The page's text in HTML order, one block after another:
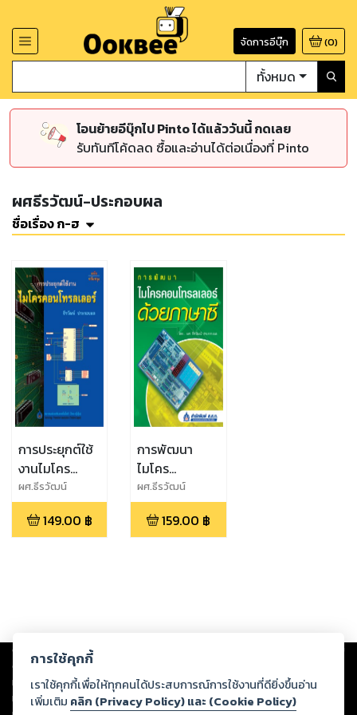
จัดการอีบุ๊ก (0)
ทั้งหมด
โอนย้ายอีบุ๊กไป Pinto ได้แล้ววันนี้ กดเลย
รับทันทีโค้ดลด ซื้อและอ่านได้ต่อเนื่องที่ Pinto
ผศธีรวัฒน์-ประกอบผล
ชื่อเรื่อง ก-ฮ
การประยุกต์ใช้
งานไมโคร
คอนโทรลเลอร์
ผศ.ธีรวัฒน์
ประกอบผล
149.00 ฿
การพัฒนา
ไมโคร
คอนโทรลเลอร์
ด้วยภาษาซี
ผศ.ธีรวัฒน์
ประกอบผล
159.00 ฿
Copyright © 2026
ต่อผลงานหรือเนื้อหาใดที่อัปโหลดผ่านเว็บไซต์และปรากฏว่าละเมิดสิทธิใน
ทรัพย์สินทางปัญญาของบุคคลอื่นหรือขัดต่อกฎหมายและศีลธรรม ดังนั้น ผู้อ่าน
ทุกท่านโปรดใช้วิจารณญาณในการกลั่นกรองด้วยตนเอง และหากท่านพบว่าส่วน
การใช้คุกกี้
เราใช้คุกกี้เพื่อให้ทุกคนได้ประสบการณ์การใช้งานที่ดียิ่งขึ้นอ่าน
เพิ่มเติม คลิก (Privacy Policy) และ (Cookie Policy)